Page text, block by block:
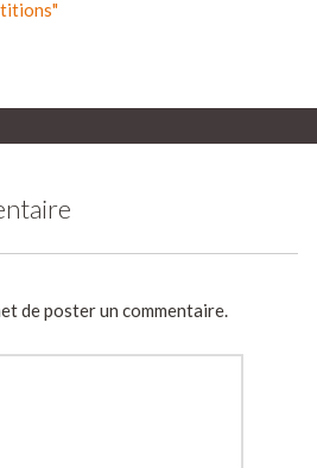
de poster un commentaire.